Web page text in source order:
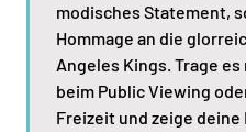
modisches Statement,
Hommage an die
Angeles Kings. Trage
beim Public Viewing
Freizeit und zeige